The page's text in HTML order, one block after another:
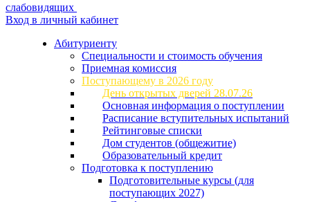
слабовидящих
Вход в личный кабинет
Абитуриенту
Специальности и стоимость обучения
Приемная комиссия
Поступающему в 2026 году
День открытых дверей 28.07.26
Основная информация о поступлении
Расписание вступительных испытаний
Рейтинговые списки
Дом студентов (общежитие)
Образовательный кредит
Подготовка к поступлению
Подготовительные курсы (для
поступающих 2027)